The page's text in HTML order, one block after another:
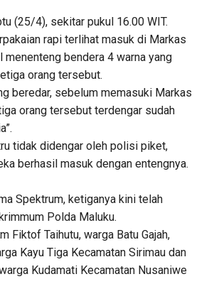
(25/4), sekitar pukul 16.00 WIT.
rapi terlihat masuk di Markas
menenteng bendera 4 warna yang
orang tersebut.
beredar, sebelum memasuki Markas
orang tersebut terdengar sudah
tidak didengar oleh polisi piket,
berhasil masuk dengan entengnya.
Spektrum, ketiganya kini telah
Polda Maluku.
Fiktof Taihutu, warga Batu Gajah,
Kayu Tiga Kecamatan Sirimau dan
Kudamati Kecamatan Nusaniwe